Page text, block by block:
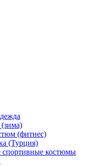
(фитнес)
(Турция)
спортивные костюмы